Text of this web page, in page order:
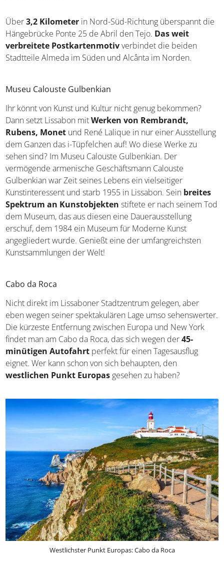
Über3,2 Kilometer in Nord-Süd-Richtung überspannt die
Hängebrücke Ponte 25 de Abril den Tejo. Das weit
verbreitete Postkartenmotivverbindet die beiden
Stadtteile Almeda im Süden und Alcânta im Norden.
Museu Calouste Gulbenkian
Ihr könnt von Kunst und Kultur nicht genug bekommen?
Dann setzt Lissabon mitWerken von Rembrandt,
Rubens, Monet und René Lalique in nur einer Ausstellung
dem Ganzen das i-Tüpfelchen auf! Wo diese Werke zu
sehen sind? Im Museu Calouste Gulbenkian. Der
vermögende armenische Geschäftsmann Calouste
Gulbenkian war Zeit seines Lebens ein vielseitiger
Kunstinteressent und starb 1955 in Lissabon. Sein breites
Spektrum an Kunstobjekten stiftete er nach seinem Tod
dem Museum, das aus diesen eine Dauerausstellung
erschuf, dem 1984 ein Museum für Moderne Kunst
angegliedert wurde. Genießt eine der umfangreichsten
Kunstsammlungen der Welt!
Cabo da Roca
Nicht direkt im Lissaboner Stadtzentrum gelegen, aber
eben wegen seiner spektakulären Lage umso sehenswerter.
Die kürzeste Entfernung zwischen Europa und New York
findet man am Cabo da Roca, das sich wegen der45-
minütigen Autofahrt perfekt für einen Tagesausflug
eignet. Wer kann schon von sich behaupten, den
westlichen Punkt Europasgesehen zu haben?
Westlichster Punkt Europas: Cabo da Roca